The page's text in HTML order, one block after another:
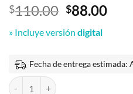
$110.00 El
original
$110.00.
$88.00El
» Incluye versión digital
Fecha de entrega estimada:
PHILLIPS Ciencia de los